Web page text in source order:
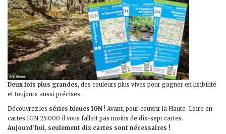
Deux fois plus grandes, des couleurs plus vives pour gagner en lisibilité
et toujours aussi précises.
Découvrez les séries bleues IGN ! Avant, pour couvrir la Haute-Loire en
cartes IGN 25:000 il vous fallait pas moins de dix-sept cartes.
Aujourd’hui, seulement dix cartes sont nécessaires !